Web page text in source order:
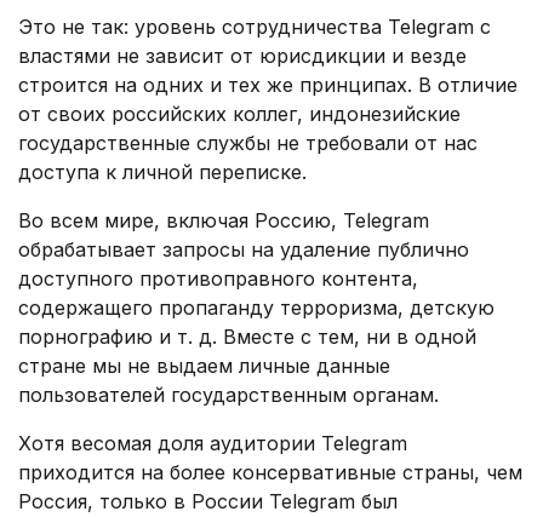
Это не так: уровень сотрудничества Telegram с
властями не зависит от юрисдикции и везде
строится на одних и тех же принципах. В отличие
от своих российских коллег, индонезийские
государственные службы не требовали от нас
доступа к личной переписке.
Во всем мире, включая Россию, Telegram
обрабатывает запросы на удаление публично
доступного противоправного контента,
содержащего пропаганду терроризма, детскую
порнографию и т. д. Вместе с тем, ни в одной
стране мы не выдаем личные данные
пользователей государственным органам.
Хотя весомая доля аудитории Telegram
приходится на более консервативные страны, чем
Россия, только в России Telegram был